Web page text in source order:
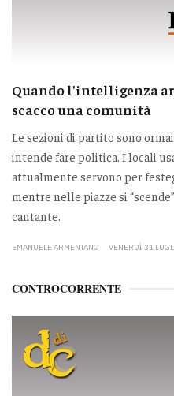
Quando l'intelligenza
scacco una comunità
Le sezioni di partito sono
intende fare politica. I locali
attualmente servono per
mentre nelle piazze si
cantante.
EMANUELE ARMENTANO VENERDÌ 31
CONTROCORRENTE